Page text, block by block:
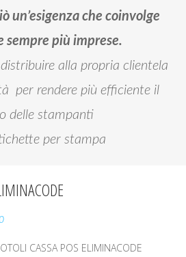
un’esigenza che coinvolge
sempre più imprese.
alla propria clientela
per rendere più efficiente il
delle stampanti
per stampa
CASSA POS ELIMINACODE